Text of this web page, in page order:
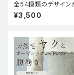
全54種類のデザイン
る！ おとなサイズ
MUCHIさんデザイン
¥3,500